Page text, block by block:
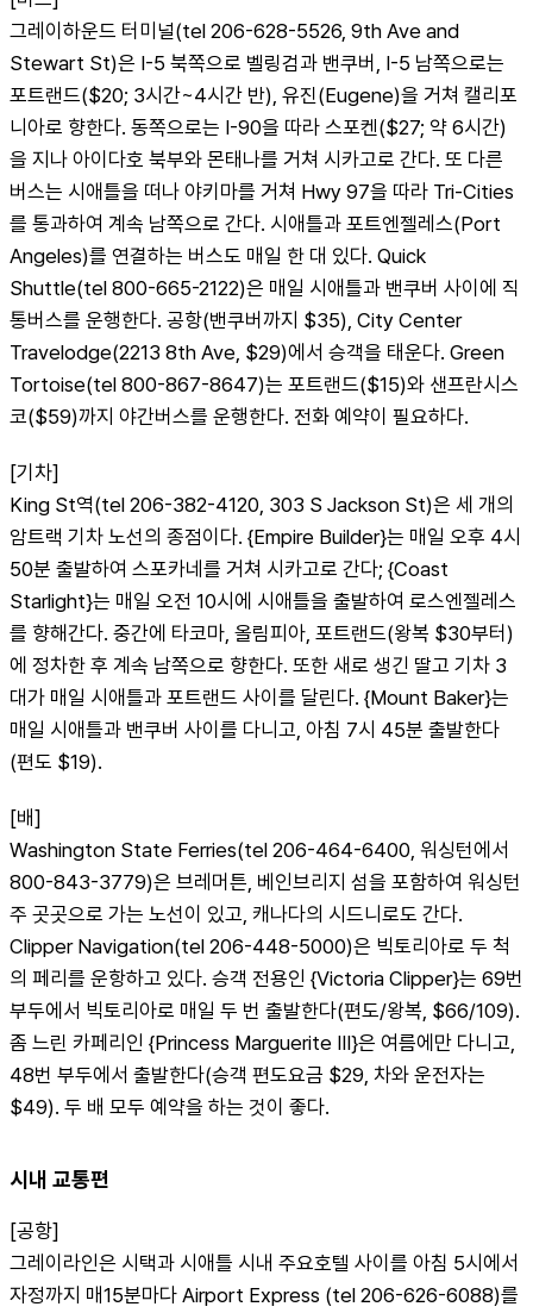
그레이하운드 터미널(tel 206-628-5526, 9th Ave and
Stewart St)은 I-5 북쪽으로 벨링검과 밴쿠버, I-5 남쪽으로는
포트랜드($20; 3시간~4시간 반), 유진(Eugene)을 거쳐 캘리포
니아로 향한다. 동쪽으로는 I-90을 따라 스포켄($27; 약 6시간)
을 지나 아이다호 북부와 몬태나를 거쳐 시카고로 간다. 또 다른
버스는 시애틀을 떠나 야키마를 거쳐 Hwy 97을 따라 Tri-Cities
를 통과하여 계속 남쪽으로 간다. 시애틀과 포트엔젤레스(Port
Angeles)를 연결하는 버스도 매일 한 대 있다. Quick
Shuttle(tel 800-665-2122)은 매일 시애틀과 밴쿠버 사이에 직
통버스를 운행한다. 공항(밴쿠버까지 $35), City Center
Travelodge(2213 8th Ave, $29)에서 승객을 태운다. Green
Tortoise(tel 800-867-8647)는 포트랜드($15)와 샌프란시스
코($59)까지 야간버스를 운행한다. 전화 예약이 필요하다.
[기차]
King St역(tel 206-382-4120, 303 S Jackson St)은 세 개의
암트랙 기차 노선의 종점이다. {Empire Builder}는 매일 오후 4시
50분 출발하여 스포카네를 거쳐 시카고로 간다; {Coast
Starlight}는 매일 오전 10시에 시애틀을 출발하여 로스엔젤레스
를 향해간다. 중간에 타코마, 올림피아, 포트랜드(왕복 $30부터)
에 정차한 후 계속 남쪽으로 향한다. 또한 새로 생긴 딸고 기차 3
대가 매일 시애틀과 포트랜드 사이를 달린다. {Mount Baker}는
매일 시애틀과 밴쿠버 사이를 다니고, 아침 7시 45분 출발한다
(편도 $19).
[배]
Washington State Ferries(tel 206-464-6400, 워싱턴에서
800-843-3779)은 브레머튼, 베인브리지 섬을 포함하여 워싱턴
주 곳곳으로 가는 노선이 있고, 캐나다의 시드니로도 간다.
Clipper Navigation(tel 206-448-5000)은 빅토리아로 두 척
의 페리를 운항하고 있다. 승객 전용인 {Victoria Clipper}는 69번
부두에서 빅토리아로 매일 두 번 출발한다(편도/왕복, $66/109).
좀 느린 카페리인 {Princess Marguerite III}은 여름에만 다니고,
48번 부두에서 출발한다(승객 편도요금 $29, 차와 운전자는
$49). 두 배 모두 예약을 하는 것이 좋다.
시내 교통편
[공항]
그레이라인은 시택과 시애틀 시내 주요호텔 사이를 아침 5시에서
자정까지 매15분마다 Airport Express (tel 206-626-6088)를